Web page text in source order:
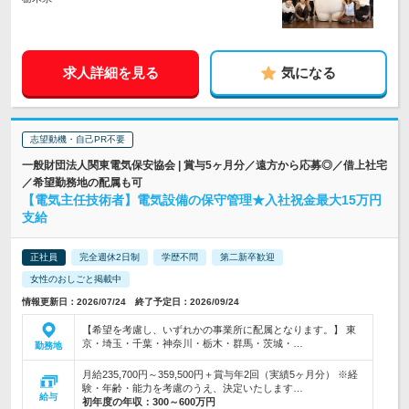
求人詳細を見る 気になる
志望動機・自己PR不要
一般財団法人関東電気保安協会 | 賞与5ヶ月分／遠方から応募◎／借上社宅
／希望勤務地の配属も可
【電気主任技術者】電気設備の保守管理★入社祝金最大15万円
支給
正社員 完全週休2日制 学歴不問 第二新卒歓迎
女性のおしごと掲載中
情報更新日：2026/07/24 終了予定日：2026/09/24
勤務地
【希望を考慮し、いずれかの事業所に配属となります。】 東
京・埼玉・千葉・神奈川・栃木・群馬・茨城・…
給与
月給235,700円～359,500円＋賞与年2回（実績5ヶ月分） ※経
験・年齢・能力を考慮のうえ、決定いたします…
初年度の年収： 300～600万円